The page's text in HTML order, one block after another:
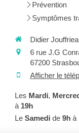
Prévention
Symptômes
Didier
6 rue J.G
67200
Afficher le
Les Mardi,
à 19h
Le Samedi de 9h à